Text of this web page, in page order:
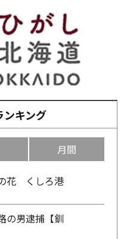
ンキング
月間
花 くしろ港
の男逮捕【釧